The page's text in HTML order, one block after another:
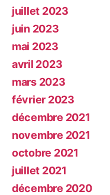
juillet 2023
juin 2023
mai 2023
avril 2023
mars 2023
février 2023
décembre 2021
novembre 2021
octobre 2021
juillet 2021
décembre 2020